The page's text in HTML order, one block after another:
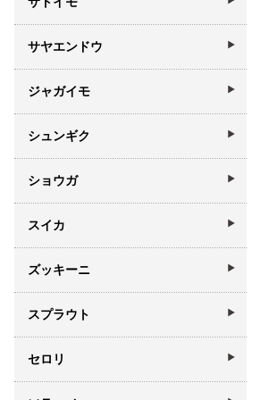
サヤエンドウ
ジャガイモ
シュンギク
ショウガ
スイカ
ズッキーニ
スプラウト
セロリ